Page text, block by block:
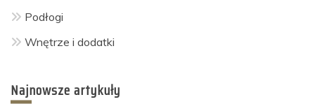
Podłogi
Wnętrze i dodatki
Najnowsze artykuły